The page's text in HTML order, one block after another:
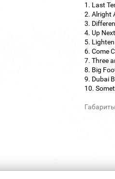
1. Last
2. Alright
3.
4. Up Next
5.
6. Come
7. Three
8. Big
9. Dubai
10.